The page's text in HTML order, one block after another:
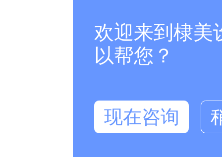
欢迎来到棣美
以帮您？
现在咨询